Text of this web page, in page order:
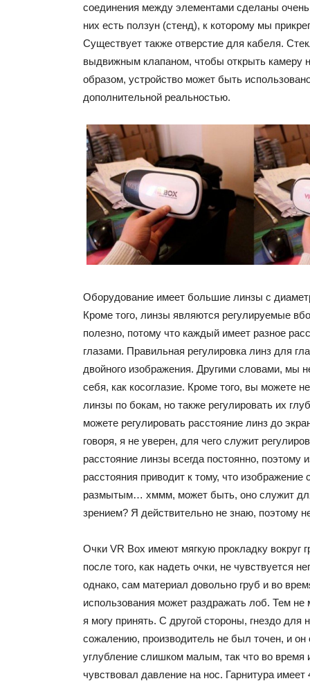
соединения между элементами сделаны
них есть ползун (стенд), к которому мы
Существует также отверстие для кабеля.
выдвижным клапаном, чтобы открыть камеру
образом, устройство может быть
дополнительной реальностью.
Оборудование имеет большие линзы с
Кроме того, линзы являются регулируемые
полезно, потому что каждый имеет разное
глазами. Правильная регулировка линз для
двойного изображения. Другими словами, мы
себя, как косоглазие. Кроме того, вы можете
линзы по бокам, но также регулировать их
можете регулировать расстояние линз до
говоря, я не уверен, для чего служит
расстояние линзы всегда постоянно, поэтому
расстояния приводит к тому, что изображение
размытым… хммм, может быть, оно служит
зрением? Я действительно не знаю, поэтому
Очки VR Box имеют мягкую прокладку вокруг
после того, как надеть очки, не чувствуется
однако, сам материал довольно груб и во
использования может раздражать лоб. Тем не
я могу принять. С другой стороны, гнездо для
сожалению, производитель не был точен, и он
углубление слишком малым, так что во время
чувствовал давление на нос. Гарнитура имеет